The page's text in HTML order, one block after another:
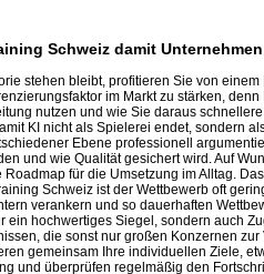
Schweiz damit
stehen bleibt, profitieren Sie von
im Markt zu stärken,
nutzen und wie Sie daraus
KI nicht als Spielerei endet, sondern
Ebene professionell
und wie Qualität gesichert wird. Auf
für die Umsetzung im Alltag.
Schweiz ist der Wettbewerb oft
verankern und so dauerhaften
ein hochwertiges Siegel, sondern auch
die sonst nur großen Konzernen
gemeinsam Ihre individuellen Ziele,
und überprüfen regelmäßig den